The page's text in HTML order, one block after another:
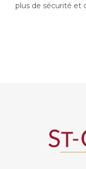
plus de sécurité et